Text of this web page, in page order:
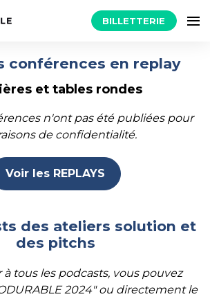
BILLETTERIE
conférences en replay
et tables rondes
n'ont pas été publiées pour
de confidentialité.
Voir les REPLAYS
des ateliers solution et
des pitchs
à tous les podcasts, vous pouvez
2024" ou directement le